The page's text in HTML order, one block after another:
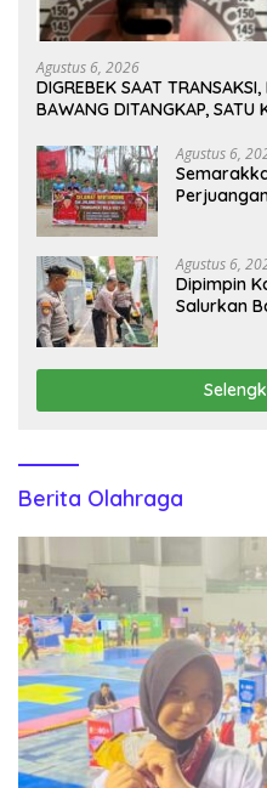
Agustus 6, 2026
DIGREBEK SAAT
BAWANG DITANGKAP, SATU
Agustus 6,
Agustus 6,
Dipimpin
Salurkan
Berita Olahraga